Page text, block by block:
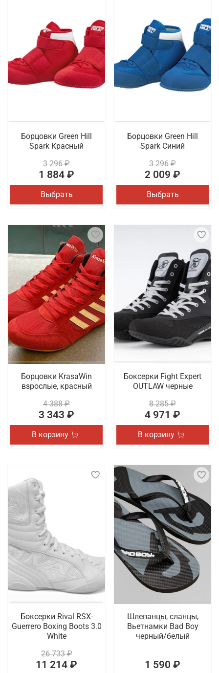
Борцовки Green Hill
Spark Красный
3 296 ₽
1 884 ₽
Выбрать
Борцовки Green Hill
Spark Синий
3 296 ₽
2 009 ₽
Выбрать
Борцовки KrasaWin
взрослые, красный
4 388 ₽
3 343 ₽
В корзину
Боксерки Fight Expert
OUTLAW черные
8 285 ₽
4 971 ₽
В корзину
Боксерки Rival RSX-
Guerrero Boxing Boots 3.0
White
26 733 ₽
11 214 ₽
Шлепанцы, сланцы,
Вьетнамки Bad Boy
черный/белый
1 590 ₽